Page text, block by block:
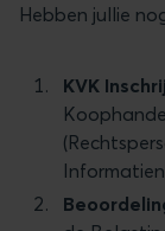
Hebben jullie
KVK